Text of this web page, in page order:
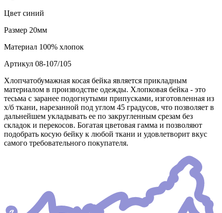
Цвет синий
Размер 20мм
Материал 100% хлопок
Артикул 08-107/105
Хлопчатобумажная косая бейка является прикладным
материалом в производстве одежды. Хлопковая бейка - это
тесьма с заранее подогнутыми припусками, изготовленная из
х/б ткани, нарезанной под углом 45 градусов, что позволяет в
дальнейшем укладывать ее по закругленным срезам без
складок и перекосов. Богатая цветовая гамма и позволяют
подобрать косую бейку к любой ткани и удовлетворит вкус
самого требовательного покупателя.